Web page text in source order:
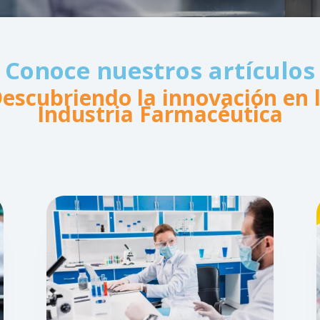
Conoce nuestros artículos
la innovación en
Industria Farmacéutica